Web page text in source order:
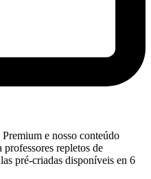
e nosso conteúdo
repletos de
pré-criadas disponíveis en 6